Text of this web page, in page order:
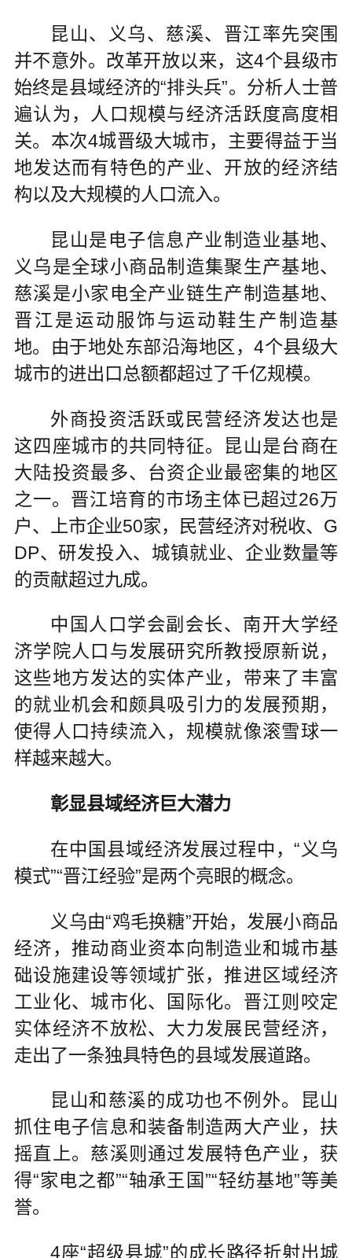
昆山、义乌、慈溪、晋江率先突围
并不意外。改革开放以来，这4个县级市
始终是县域经济的“排头兵”。分析人士普
遍认为，人口规模与经济活跃度高度相
关。本次4城晋级大城市，主要得益于当
地发达而有特色的产业、开放的经济结
构以及大规模的人口流入。
昆山是电子信息产业制造业基地、
义乌是全球小商品制造集聚生产基地、
慈溪是小家电全产业链生产制造基地、
晋江是运动服饰与运动鞋生产制造基
地。由于地处东部沿海地区，4个县级大
城市的进出口总额都超过了千亿规模。
外商投资活跃或民营经济发达也是
这四座城市的共同特征。昆山是台商在
大陆投资最多、台资企业最密集的地区
之一。晋江培育的市场主体已超过26万
户、上市企业50家，民营经济对税收、G
DP、研发投入、城镇就业、企业数量等
的贡献超过九成。
中国人口学会副会长、南开大学经
济学院人口与发展研究所教授原新说，
这些地方发达的实体产业，带来了丰富
的就业机会和颇具吸引力的发展预期，
使得人口持续流入，规模就像滚雪球一
样越来越大。
彰显县域经济巨大潜力
在中国县域经济发展过程中，“义乌
模式”“晋江经验”是两个亮眼的概念。
义乌由“鸡毛换糖”开始，发展小商品
经济，推动商业资本向制造业和城市基
础设施建设等领域扩张，推进区域经济
工业化、城市化、国际化。晋江则咬定
实体经济不放松、大力发展民营经济，
走出了一条独具特色的县域发展道路。
昆山和慈溪的成功也不例外。昆山
抓住电子信息和装备制造两大产业，扶
摇直上。慈溪则通过发展特色产业，获
得“家电之都”“轴承王国”“轻纺基地”等美
誉。
4座“超级县城”的成长路径折射出城